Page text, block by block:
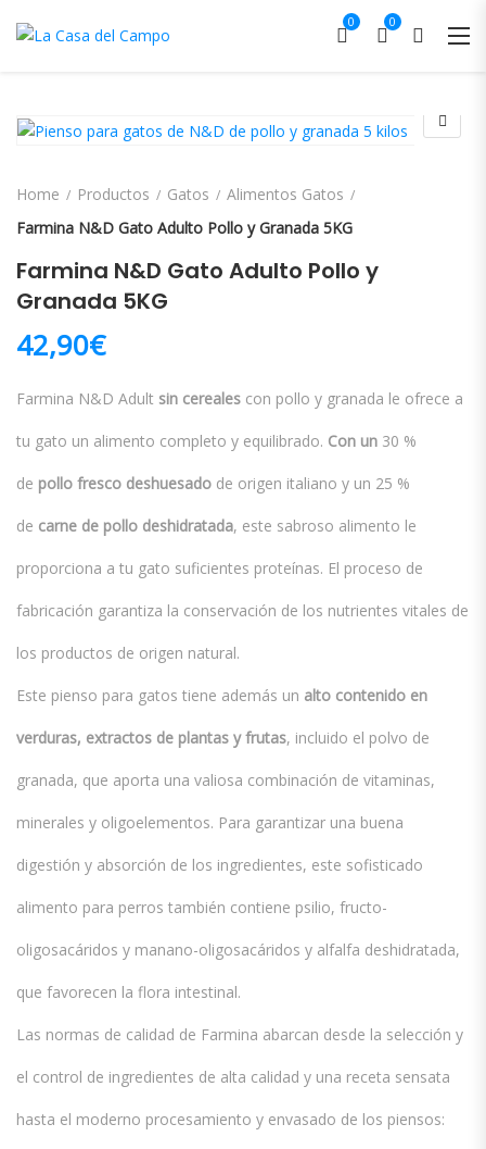
0 0
Home Productos Gatos
Alimentos Gatos
Farmina N&D Gato Adulto Pollo y Granada 5KG
Farmina N&D Gato Adulto Pollo y
Granada 5KG
42,90€
Farmina N&D Adult sin cereales con pollo y granada le ofrece a
tu gato un alimento completo y equilibrado. Con un 30 %
de pollo fresco deshuesado de origen italiano y un 25 %
de carne de pollo deshidratada, este sabroso alimento le
proporciona a tu gato suficientes proteínas. El proceso de
fabricación garantiza la conservación de los nutrientes vitales de
los productos de origen natural.
Este pienso para gatos tiene además un alto contenido en
verduras, extractos de plantas y frutas, incluido el polvo de
granada, que aporta una valiosa combinación de vitaminas,
minerales y oligoelementos. Para garantizar una buena
digestión y absorción de los ingredientes, este sofisticado
alimento para perros también contiene psilio, fructo-
oligosacáridos y manano-oligosacáridos y alfalfa deshidratada,
que favorecen la flora intestinal.
Las normas de calidad de Farmina abarcan desde la selección y
el control de ingredientes de alta calidad y una receta sensata
hasta el moderno procesamiento y envasado de los piensos: